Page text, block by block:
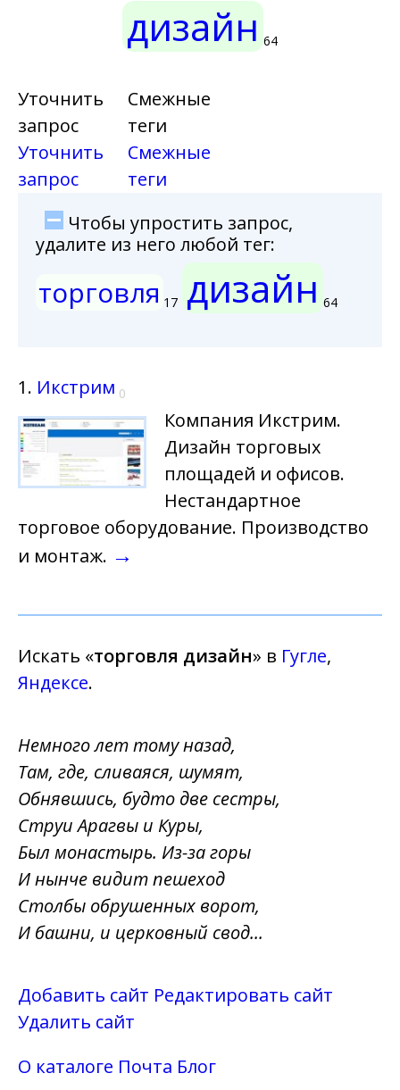
дизайн 64
Уточнить
запрос
Уточнить
запрос
Смежные
теги
Смежные
теги
Чтобы упростить запрос,
удалите из него любой тег:
торговля 17 дизайн 64
1. Икстрим 0
Компания Икстрим.
Дизайн торговых
площадей и офисов.
Нестандартное
торговое оборудование. Производство
и монтаж. →
Искать «торговля дизайн» в Гугле,
Яндексе.
Немного лет тому назад,
Там, где, сливаяся, шумят,
Обнявшись, будто две сестры,
Струи Арагвы и Куры,
Был монастырь. Из-за горы
И нынче видит пешеход
Столбы обрушенных ворот,
И башни, и церковный свод...
Добавить сайт Редактировать сайт
Удалить сайт
О каталоге Почта Блог